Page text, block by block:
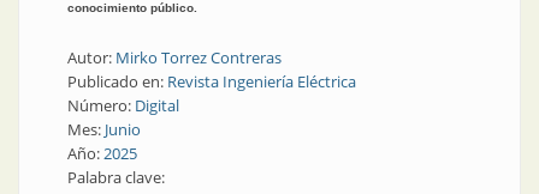
conocimiento público.
Autor: Mirko Torrez Contreras
Publicado en: Revista Ingeniería Eléctrica
Número: Digital
Mes: Junio
Año:2025
Palabra clave: